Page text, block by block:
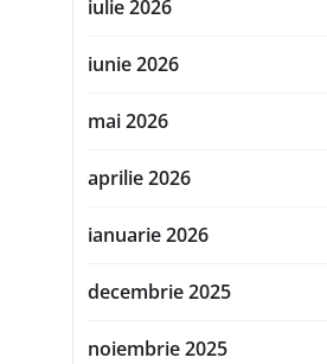
iulie 2026
iunie 2026
mai 2026
aprilie 2026
ianuarie 2026
decembrie 2025
noiembrie 2025